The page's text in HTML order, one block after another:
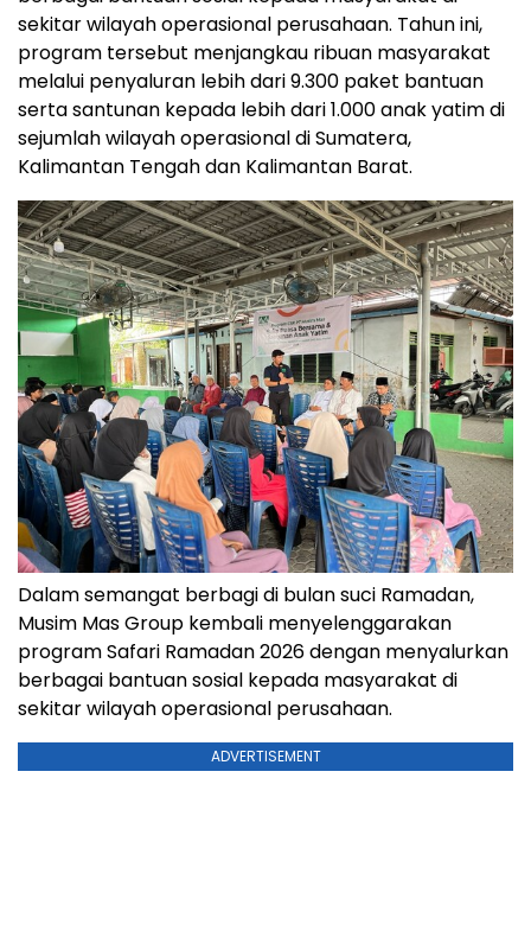
sekitar wilayah operasional perusahaan. Tahun ini,
program tersebut menjangkau ribuan masyarakat
melalui penyaluran lebih dari 9.300 paket bantuan
serta santunan kepada lebih dari 1.000 anak yatim di
sejumlah wilayah operasional di Sumatera,
Kalimantan Tengah dan Kalimantan Barat.
Dalam semangat berbagi di bulan suci Ramadan,
Musim Mas Group kembali menyelenggarakan
program Safari Ramadan 2026 dengan menyalurkan
berbagai bantuan sosial kepada masyarakat di
sekitar wilayah operasional perusahaan.
ADVERTISEMENT